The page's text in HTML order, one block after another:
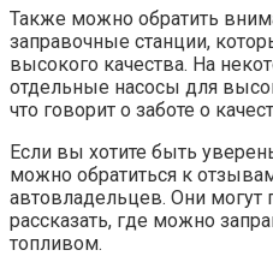
Также можно обратить
заправочные станции,
высокого качества. На
отдельные насосы для
что говорит о заботе о
Если вы хотите быть
можно обратиться к
автовладельцев. Они
рассказать, где можно
топливом.